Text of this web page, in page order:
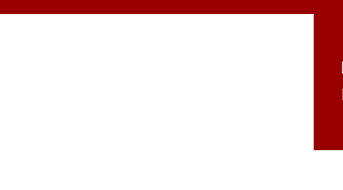
BILAN DE COMPÉTENCES ET